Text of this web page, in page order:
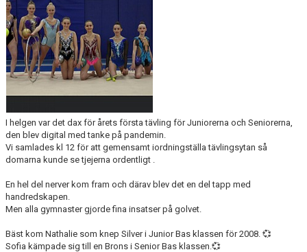
I helgen var det dax för årets första tävling för Juniorerna och Seniorerna,
den blev digital med tanke på pandemin.
Vi samlades kl 12 för att gemensamt iordningställa tävlingsytan så
domarna kunde se tjejerna ordentligt .
En hel del nerver kom fram och därav blev det en del tapp med
handredskapen.
Men alla gymnaster gjorde fina insatser på golvet.
Bäst kom Nathalie som knep Silver i Junior Bas klassen för 2008. 💞
Sofia kämpade sig till en Brons i Senior Bas klassen.💞